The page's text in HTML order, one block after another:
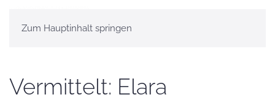
Zum Hauptinhalt springen
Vermittelt: Elara